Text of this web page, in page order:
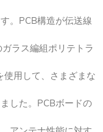
。PCB構造が伝送線
ラス編組ポリテトラ
使用して、さまざまな
した。PCBボードの